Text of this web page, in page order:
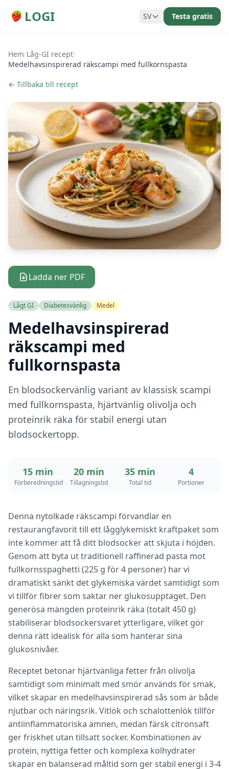
LOGI SV Testa gratis
Hem/Låg-GI recept/
Medelhavsinspirerad räkscampi med fullkornspasta
← Tillbaka till recept
Ladda ner PDF
Lågt GI Diabetesvänlig Medel
Medelhavsinspirerad
räkscampi med
fullkornspasta
En blodsockervänlig variant av klassisk scampi
med fullkornspasta, hjärtvänlig olivolja och
proteinrik räka för stabil energi utan
blodsockertopp.
15 min
Förberedningstid
20 min
Tillagningstid
35 min
Total tid
4
Portioner
Denna nytolkade räkscampi förvandlar en
restaurangfavorit till ett lågglykemiskt kraftpaket som
inte kommer att få ditt blodsocker att skjuta i höjden.
Genom att byta ut traditionell raffinerad pasta mot
fullkornsspaghetti (225 g för 4 personer) har vi
dramatiskt sänkt det glykemiska värdet samtidigt som
vi tillför fibrer som saktar ner glukosupptaget. Den
generösa mängden proteinrik räka (totalt 450 g)
stabiliserar blodsockersvaret ytterligare, vilket gör
denna rätt idealisk för alla som hanterar sina
glukosnivåer.
Receptet betonar hjärtvänliga fetter från olivolja
samtidigt som minimalt med smör används för smak,
vilket skapar en medelhavsinspirerad sås som är både
njutbar och näringsrik. Vitlök och schalottenlök tillför
antiinflammatoriska ämnen, medan färsk citronsaft
ger friskhet utan tillsatt socker. Kombinationen av
protein, nyttiga fetter och komplexa kolhydrater
skapar en balanserad måltid som ger stabil energi i 3-4